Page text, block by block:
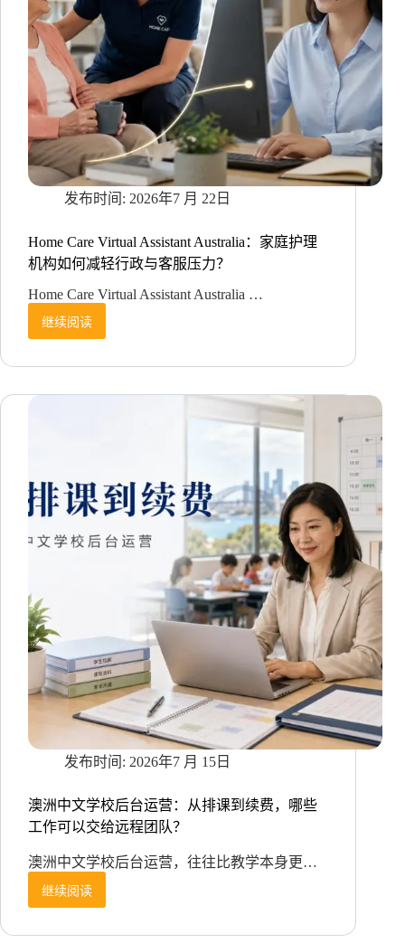
诉
下
降
30%，
英
语
技
术
客
服
15
速
响
应，
稳
住
品
碑
2026年7 月 22日
Home Care Virtual Assistant Australia：家庭护理
机构如何减轻行政与客服压力？
Home Care Virtual Assistant Australia …
继续阅读
Home
Care
Assistant
构
如
何
减
服
压
力？
2026年7 月 15日
澳洲中文学校后台运营：从排课到续费，哪些
工作可以交给远程团队？
澳洲中文学校后台运营，往往比教学本身更…
继续阅读
澳
中